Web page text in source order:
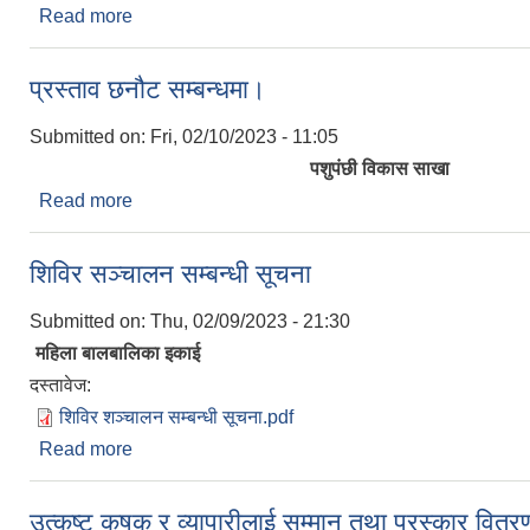
Read more
प्रस्ताव छनौट सम्बन्धमा।
Submitted on: Fri, 02/10/2023 - 11:05
पशुपंछी विकास साखा
Read more
शिविर सञ्चालन सम्बन्धी सूचना
Submitted on: Thu, 02/09/2023 - 21:30
महिला बालबालिका इकाई
दस्तावेज:
शिविर शञ्चालन सम्बन्धी सूचना.pdf
Read more
उत्कृष्ट कृषक र व्यापारीलाई सम्मान तथा पुरस्कार